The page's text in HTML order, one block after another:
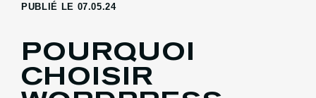
PUBLIÉ LE 07.05.24
POURQUOI
CHOISIR